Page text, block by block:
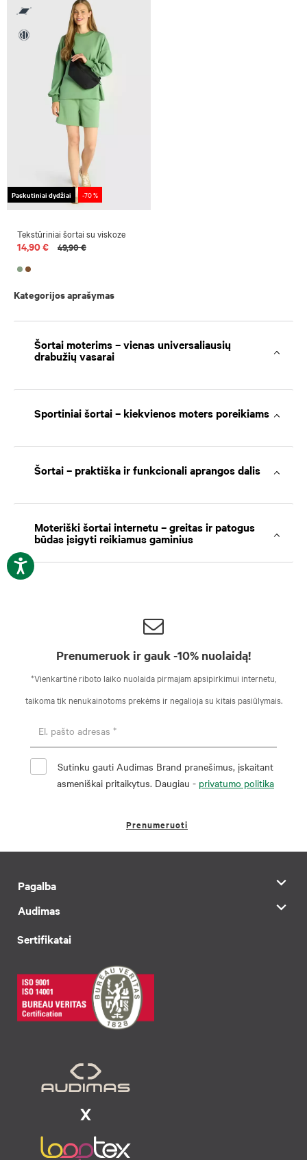
Paskutiniai dydžiai -70 %
Tekstūriniai šortai su viskoze
14,90 € 49,90 €
Kategorijos aprašymas
Šortai moterims – vienas universaliausių
drabužių vasarai
Sportiniai šortai – kiekvienos moters poreikiams
Šortai – praktiška ir funkcionali aprangos dalis
Moteriški šortai internetu – greitas ir patogus
būdas įsigyti reikiamus gaminius
Prenumeruok ir gauk -10% nuolaidą!
*Vienkartinė riboto laiko nuolaida pirmajam apsipirkimui internetu,
taikoma tik nenukainotoms prekėms ir negalioja su kitais pasiūlymais.
Sutinku gauti Audimas Brand pranešimus, įskaitant
asmeniškai pritaikytus. Daugiau - privatumo politika
Prenumeruoti
Pagalba
Audimas
Sertifikatai